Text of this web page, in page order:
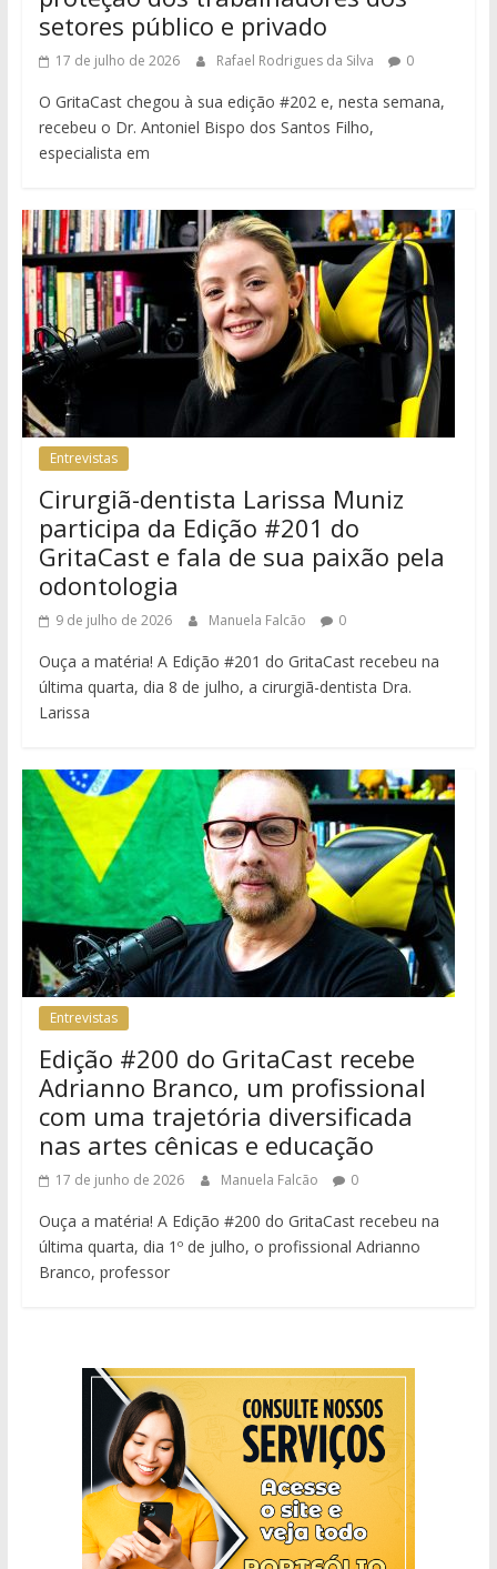
setores público e privado
17 de julho de 2026 Rafael Rodrigues da Silva 0
O GritaCast chegou à sua edição #202 e, nesta semana,
recebeu o Dr. Antoniel Bispo dos Santos Filho,
especialista em
Entrevistas
Cirurgiã-dentista Larissa Muniz
participa da Edição #201 do
GritaCast e fala de sua paixão pela
odontologia
9 de julho de 2026 Manuela Falcão 0
Ouça a matéria! A Edição #201 do GritaCast recebeu na
última quarta, dia 8 de julho, a cirurgiã-dentista Dra.
Larissa
Entrevistas
Edição #200 do GritaCast recebe
Adrianno Branco, um profissional
com uma trajetória diversificada
nas artes cênicas e educação
17 de junho de 2026 Manuela Falcão 0
Ouça a matéria! A Edição #200 do GritaCast recebeu na
última quarta, dia 1º de julho, o profissional Adrianno
Branco, professor